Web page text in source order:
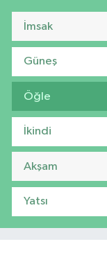
İmsak
Güneş
Öğle
İkindi
Akşam
Yatsı